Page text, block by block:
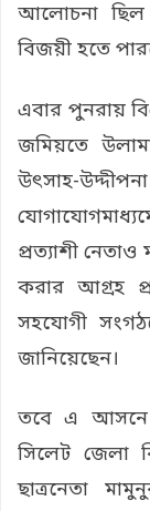
আলোচনা ছিল
বিজয়ী হতে
এবার পুনরায়
জমিয়তে
উৎসাহ-
প্রত্যাশী
করার আগ্রহ
সহযোগী
জানিয়েছেন।
তবে এ আসনে
সিলেট জেলা
ছাত্রনেতা